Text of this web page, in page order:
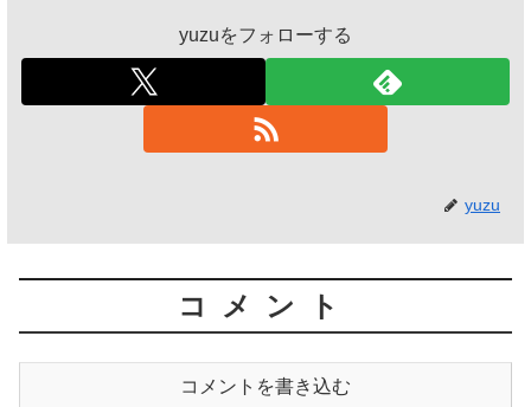
yuzuをフォローする
yuzu
コメント
コメントを書き込む